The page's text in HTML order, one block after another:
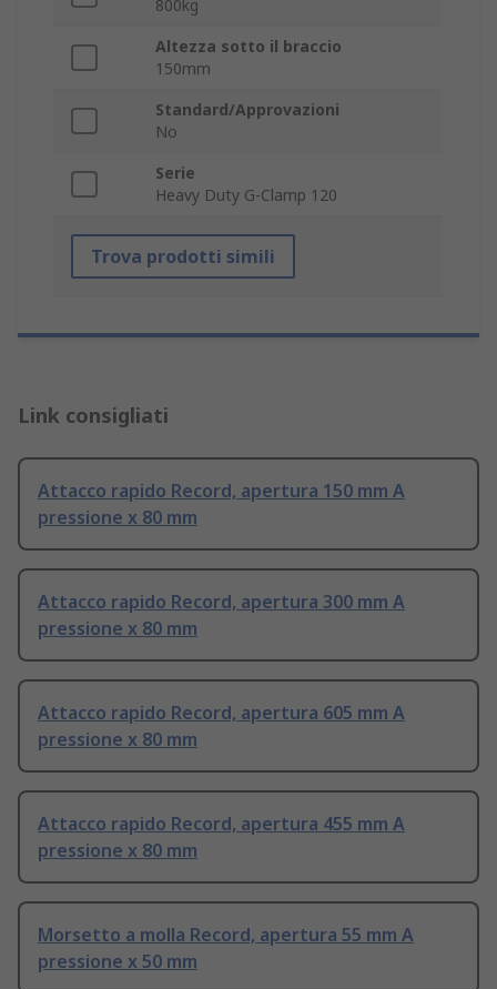
800kg
Altezza sotto il braccio
150mm
Standard/Approvazioni
No
Serie
Heavy Duty G-Clamp 120
Trova prodotti simili
Link consigliati
Attacco rapido Record, apertura 150 mm A
pressione x 80 mm
Attacco rapido Record, apertura 300 mm A
pressione x 80 mm
Attacco rapido Record, apertura 605 mm A
pressione x 80 mm
Attacco rapido Record, apertura 455 mm A
pressione x 80 mm
Morsetto a molla Record, apertura 55 mm A
pressione x 50 mm